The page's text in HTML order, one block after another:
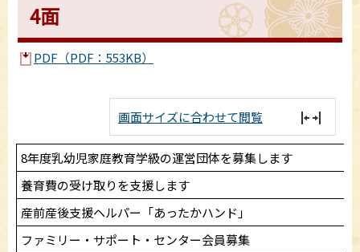
4面
PDF（PDF：553KB）
画面サイズに合わせて閲覧
8年度乳幼児家庭教育学級の運営団体を募集します
養育費の受け取りを支援します
産前産後支援ヘルパー「あったかハンド」
ファミリー・サポート・センター会員募集